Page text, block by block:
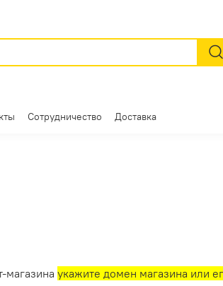
Сотрудничество Доставка
магазина укажите домен магазина или